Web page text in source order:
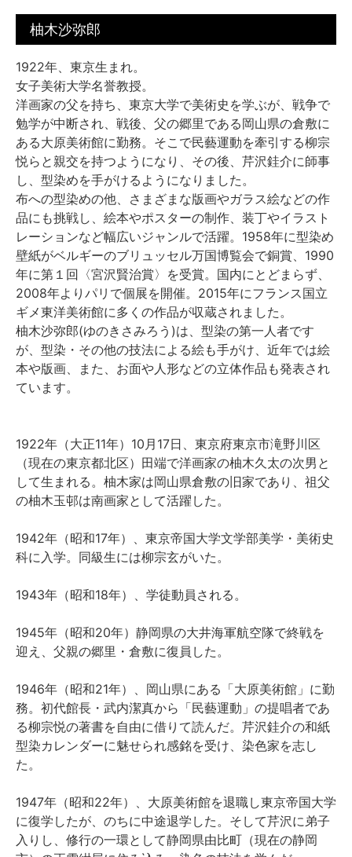
柚木沙弥郎
1922年、東京生まれ。
女子美術大学名誉教授。
洋画家の父を持ち、東京大学で美術史を学ぶが、戦争で
勉学が中断され、戦後、父の郷里である岡山県の倉敷に
ある大原美術館に勤務。そこで民藝運動を牽引する柳宗
悦らと親交を持つようになり、その後、芹沢銈介に師事
し、型染めを手がけるようになりました。
布への型染めの他、さまざまな版画やガラス絵などの作
品にも挑戦し、絵本やポスターの制作、装丁やイラスト
レーションなど幅広いジャンルで活躍。1958年に型染め
壁紙がベルギーのブリュッセル万国博覧会で銅賞、1990
年に第１回〈宮沢賢治賞〉を受賞。国内にとどまらず、
2008年よりパリで個展を開催。2015年にフランス国立
ギメ東洋美術館に多くの作品が収蔵されました。
柚木沙弥郎(ゆのきさみろう)は、型染の第一人者です
が、型染・その他の技法による絵も手がけ、近年では絵
本や版画、また、お面や人形などの立体作品も発表され
ています。
1922年（大正11年）10月17日、東京府東京市滝野川区
（現在の東京都北区）田端で洋画家の柚木久太の次男と
して生まれる。柚木家は岡山県倉敷の旧家であり、祖父
の柚木玉邨は南画家として活躍した。
1942年（昭和17年）、東京帝国大学文学部美学・美術史
科に入学。同級生には柳宗玄がいた。
1943年（昭和18年）、学徒動員される。
1945年（昭和20年）静岡県の大井海軍航空隊で終戦を
迎え、父親の郷里・倉敷に復員した。
1946年（昭和21年）、岡山県にある「大原美術館」に勤
務。初代館長・武内潔真から「民藝運動」の提唱者であ
る柳宗悦の著書を自由に借りて読んだ。芹沢銈介の和紙
型染カレンダーに魅せられ感銘を受け、染色家を志し
た。
1947年（昭和22年）、大原美術館を退職し東京帝国大学
に復学したが、のちに中途退学した。そして芹沢に弟子
入りし、修行の一環として静岡県由比町（現在の静岡